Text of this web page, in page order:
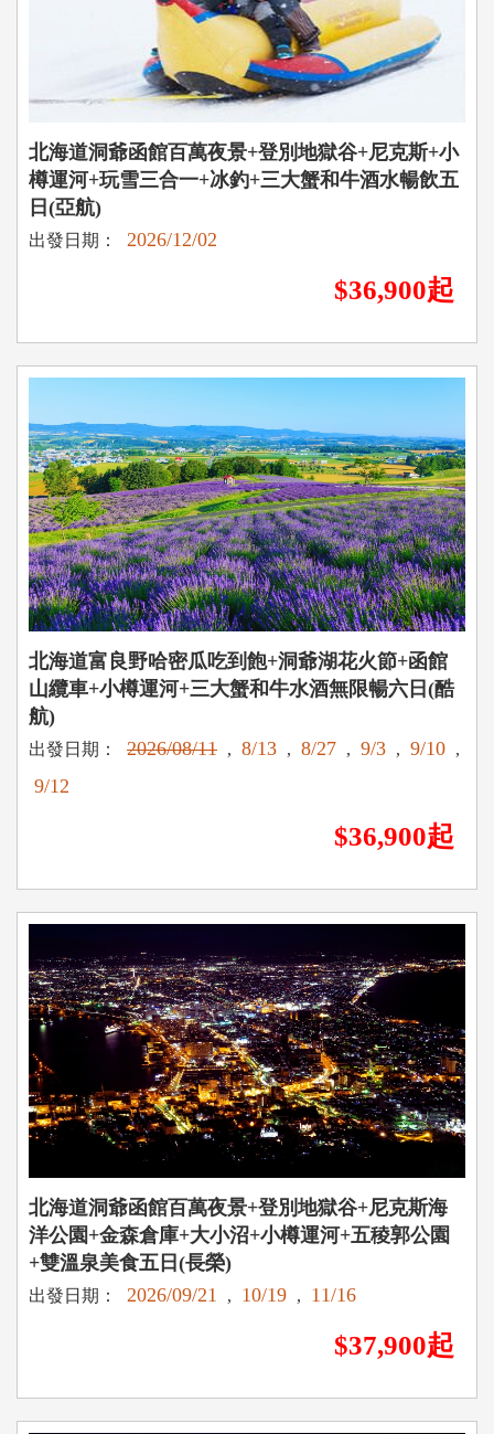
北海道洞爺函館百萬夜景+登別地獄谷+尼克斯+小
樽運河+玩雪三合一+冰釣+三大蟹和牛酒水暢飲五
日(亞航)
出發日期： 2026/12/02
$36,900起
北海道富良野哈密瓜吃到飽+洞爺湖花火節+函館
山纜車+小樽運河+三大蟹和牛水酒無限暢六日(酷
航)
出發日期： 2026/08/11 , 8/13 , 8/27 , 9/3 , 9/10 ,
9/12
$36,900起
北海道洞爺函館百萬夜景+登別地獄谷+尼克斯海
洋公園+金森倉庫+大小沼+小樽運河+五稜郭公園
+雙溫泉美食五日(長榮)
出發日期： 2026/09/21 , 10/19 , 11/16
$37,900起